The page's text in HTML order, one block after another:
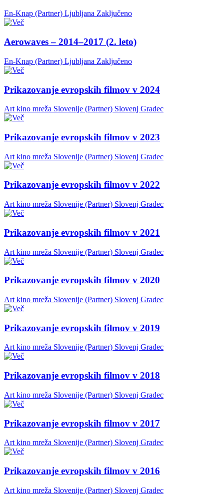
En-Knap (Partner) Ljubljana Zaključeno
Aerowaves – 2014–2017 (2. leto)
En-Knap (Partner) Ljubljana Zaključeno
Prikazovanje evropskih filmov v 2024
Art kino mreža Slovenije (Partner) Slovenj Gradec
Prikazovanje evropskih filmov v 2023
Art kino mreža Slovenije (Partner) Slovenj Gradec
Prikazovanje evropskih filmov v 2022
Art kino mreža Slovenije (Partner) Slovenj Gradec
Prikazovanje evropskih filmov v 2021
Art kino mreža Slovenije (Partner) Slovenj Gradec
Prikazovanje evropskih filmov v 2020
Art kino mreža Slovenije (Partner) Slovenj Gradec
Prikazovanje evropskih filmov v 2019
Art kino mreža Slovenije (Partner) Slovenj Gradec
Prikazovanje evropskih filmov v 2018
Art kino mreža Slovenije (Partner) Slovenj Gradec
Prikazovanje evropskih filmov v 2017
Art kino mreža Slovenije (Partner) Slovenj Gradec
Prikazovanje evropskih filmov v 2016
Art kino mreža Slovenije (Partner) Slovenj Gradec